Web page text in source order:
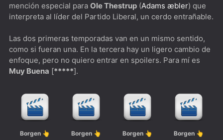
mención especial para Ole Thestrup (Adams æbler) que
interpreta al líder del Partido Liberal, un cerdo entrañable.
Las dos primeras temporadas van en un mismo sentido,
como si fueran una. En la tercera hay un ligero cambio de
enfoque, pero no quiero entrar en spoilers. Para mí es
Muy Buena [*****].
Borgen 👆
Borgen 👆
Borgen 👆
Borgen 👆